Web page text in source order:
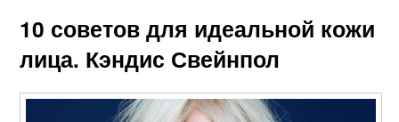
10 советов для идеальной кожи
лица. Кэндис Свейнпол